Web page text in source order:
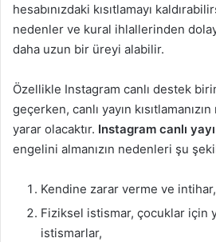
hesabınızdaki kısıtlamayı
nedenler ve kural ihlallerinden
daha uzun bir üreyi alabilir.
Özellikle Instagram canlı destek
geçerken, canlı yayın
yarar olacaktır. Instagram canlı
engelini almanızın nedenleri şu
Kendine zarar verme ve intihar,
Fiziksel istismar, çocuklar için
istismarlar,